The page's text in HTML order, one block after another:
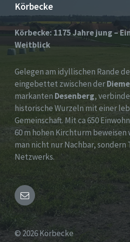
Körbecke
Körbecke: 1175 Jahre jung –
Weitblick
Gelegen am idyllischen Rande
eingebettet zwischen der
markanten Desenberg,
historische Wurzeln mit einer
Gemeinschaft. Mit ca 650
60 m hohen Kirchturm
man nicht nur Nachbar, sondern
Netzwerks.
Email
© 2026 Körbecke